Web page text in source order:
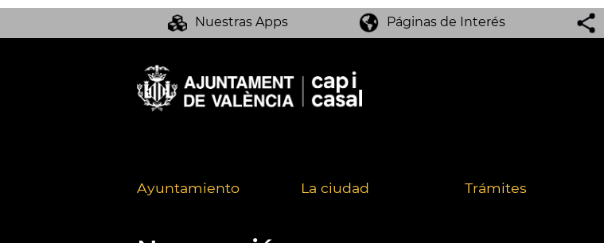
Nuestras Apps Páginas de Interés
Ayuntamiento La ciudad Trámites